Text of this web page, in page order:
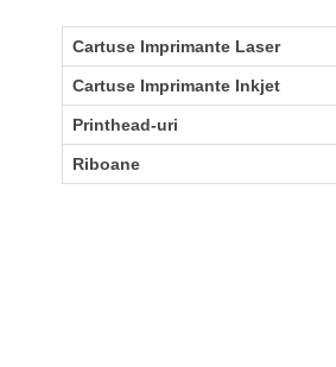
Cartuse Imprimante Laser
Cartuse Imprimante Inkjet
Printhead-uri
Riboane